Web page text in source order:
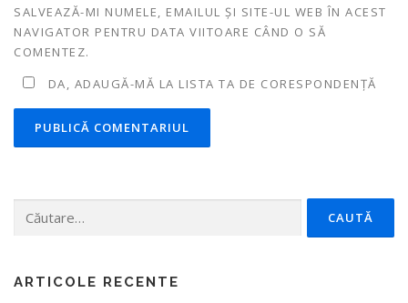
SALVEAZĂ-MI NUMELE, EMAILUL ȘI SITE-UL WEB ÎN ACEST
NAVIGATOR PENTRU DATA VIITOARE CÂND O SĂ
COMENTEZ.
DA, ADAUGĂ-MĂ LA LISTA TA DE CORESPONDENȚĂ
după:
ARTICOLE RECENTE